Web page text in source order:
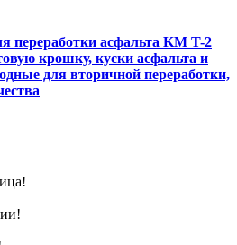
переработки асфальта KM T-2
крошку, куски асфальта и
для вторичной переработки,